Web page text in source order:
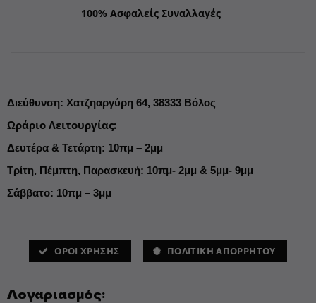
100% Ασφαλείς Συναλλαγές
Διεύθυνση: Χατζηαργύρη 64, 38333 Βόλος
Ωράριο Λειτουργίας:
Δευτέρα & Τετάρτη: 10πμ – 2μμ
Τρίτη, Πέμπτη, Παρασκευή: 10πμ- 2μμ & 5μμ- 9μμ
Σάββατο: 10πμ – 3μμ
ΌΡΟΙ ΧΡΗΣΗΣ ΠΟΛΙΤΙΚΗ ΑΠΟΡΡΗΤΟΥ
Λογαριασμός: